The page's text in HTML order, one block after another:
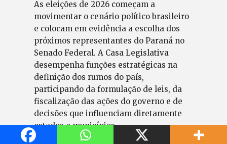
As eleições de 2026 começam a
movimentar o cenário político brasileiro
e colocam em evidência a escolha dos
próximos representantes do Paraná no
Senado Federal. A Casa Legislativa
desempenha funções estratégicas na
definição dos rumos do país,
participando da formulação de leis, da
fiscalização das ações do governo e de
decisões que influenciam diretamente
estados e municípios.